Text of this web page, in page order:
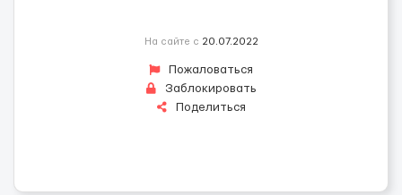
На сайте с 20.07.2022
Пожаловаться
Заблокировать
Поделиться